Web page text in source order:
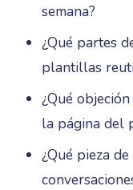
semana?
¿Qué partes
plantillas
¿Qué
la página del
¿Qué pieza